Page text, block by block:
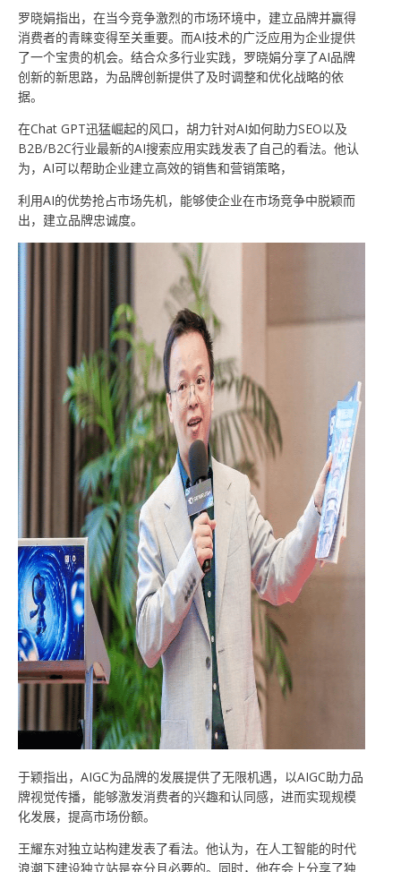
罗晓娟指出，在当今竞争激烈的市场环境中，建立品牌并赢得
消费者的青睐变得至关重要。而AI技术的广泛应用为企业提供
了一个宝贵的机会。结合众多行业实践，罗晓娟分享了AI品牌
创新的新思路，为品牌创新提供了及时调整和优化战略的依
据。
在Chat GPT迅猛崛起的风口，胡力针对AI如何助力SEO以及
B2B/B2C行业最新的AI搜索应用实践发表了自己的看法。他认
为，AI可以帮助企业建立高效的销售和营销策略，
利用AI的优势抢占市场先机，能够使企业在市场竞争中脱颖而
出，建立品牌忠诚度。
于颖指出，AIGC为品牌的发展提供了无限机遇，以AIGC助力品
牌视觉传播，能够激发消费者的兴趣和认同感，进而实现规模
化发展，提高市场份额。
王耀东对独立站构建发表了看法。他认为，在人工智能的时代
浪潮下建设独立站是充分且必要的。同时，他在会上分享了独